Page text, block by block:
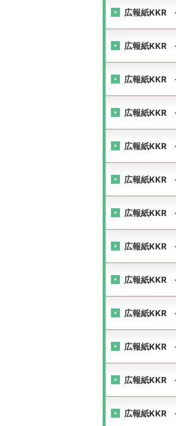
広報紙KKR
広報紙KKR
広報紙KKR
広報紙KKR
広報紙KKR
広報紙KKR
広報紙KKR
広報紙KKR
広報紙KKR
広報紙KKR
広報紙KKR
広報紙KKR
広報紙KKR